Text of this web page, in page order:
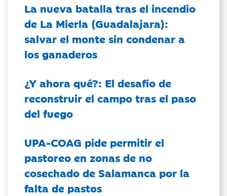
La nueva batalla tras el incendio
de La Mierla (Guadalajara):
salvar el monte sin condenar a
los ganaderos
¿Y ahora qué?: El desafío de
reconstruir el campo tras el paso
del fuego
UPA-COAG pide permitir el
pastoreo en zonas de no
cosechado de Salamanca por la
falta de pastos